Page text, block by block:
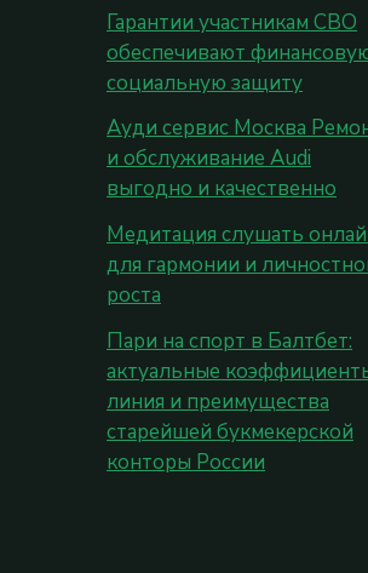
Гарантии участникам СВО
обеспечивают
социальную защиту
Ауди сервис Москва
и обслуживание Audi
выгодно и качественно
Медитация слушать
для гармонии и
роста
Пари на спорт в Балтбет:
актуальные
линия и преимущества
старейшей букмекерской
конторы России